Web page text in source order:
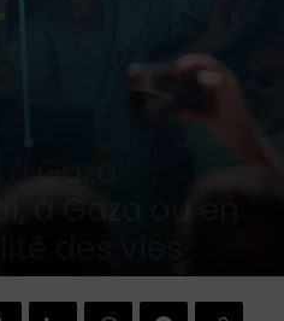
Gaza:
à Gaza ou en